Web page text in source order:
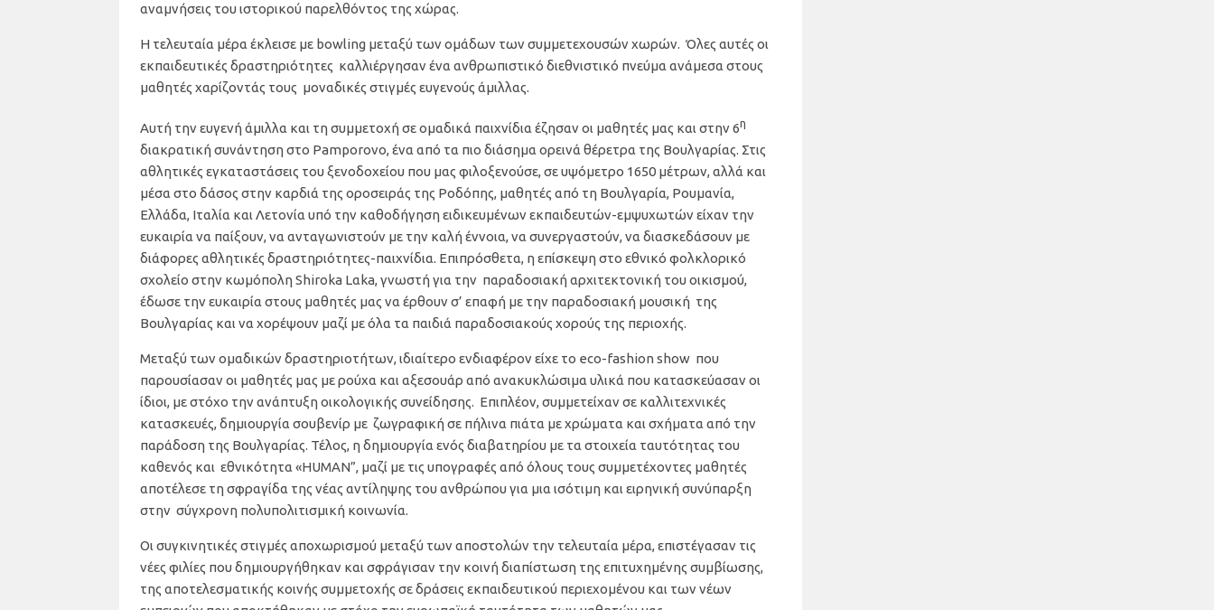
αναμνήσεις του ιστορικού παρελθόντος της χώρας.
Η τελευταία μέρα έκλεισε με bowling μεταξύ των ομάδων των συμμετεχουσών χωρών. Όλες αυτές οι
εκπαιδευτικές δραστηριότητες καλλιέργησαν ένα ανθρωπιστικό διεθνιστικό πνεύμα ανάμεσα στους
μαθητές χαρίζοντάς τους μοναδικές στιγμές ευγενούς άμιλλας.
Αυτή την ευγενή άμιλλα και τη συμμετοχή σε ομαδικά παιχνίδια έζησαν οι μαθητές μας και στην 6η
διακρατική συνάντηση στο Pamporovo, ένα από τα πιο διάσημα ορεινά θέρετρα της Βουλγαρίας. Στις
αθλητικές εγκαταστάσεις του ξενοδοχείου που μας φιλοξενούσε, σε υψόμετρο 1650 μέτρων, αλλά και
μέσα στο δάσος στην καρδιά της οροσειράς της Ροδόπης, μαθητές από τη Βουλγαρία, Ρουμανία,
Ελλάδα, Ιταλία και Λετονία υπό την καθοδήγηση ειδικευμένων εκπαιδευτών-εμψυχωτών είχαν την
ευκαιρία να παίξουν, να ανταγωνιστούν με την καλή έννοια, να συνεργαστούν, να διασκεδάσουν με
διάφορες αθλητικές δραστηριότητες-παιχνίδια. Επιπρόσθετα, η επίσκεψη στο εθνικό φολκλορικό
σχολείο στην κωμόπολη Shiroka Lαka, γνωστή για την παραδοσιακή αρχιτεκτονική του οικισμού,
έδωσε την ευκαιρία στους μαθητές μας να έρθουν σ’ επαφή με την παραδοσιακή μουσική της
Βουλγαρίας και να χορέψουν μαζί με όλα τα παιδιά παραδοσιακούς χορούς της περιοχής.
Μεταξύ των ομαδικών δραστηριοτήτων, ιδιαίτερο ενδιαφέρον είχε το eco-fashion show που
παρουσίασαν οι μαθητές μας με ρούχα και αξεσουάρ από ανακυκλώσιμα υλικά που κατασκεύασαν οι
ίδιοι, με στόχο την ανάπτυξη οικολογικής συνείδησης. Επιπλέον, συμμετείχαν σε καλλιτεχνικές
κατασκευές, δημιουργία σουβενίρ με ζωγραφική σε πήλινα πιάτα με χρώματα και σχήματα από την
παράδοση της Βουλγαρίας. Τέλος, η δημιουργία ενός διαβατηρίου με τα στοιχεία ταυτότητας του
καθενός και εθνικότητα «HUMAN”, μαζί με τις υπογραφές από όλους τους συμμετέχοντες μαθητές
αποτέλεσε τη σφραγίδα της νέας αντίληψης του ανθρώπου για μια ισότιμη και ειρηνική συνύπαρξη
στην σύγχρονη πολυπολιτισμική κοινωνία.
Οι συγκινητικές στιγμές αποχωρισμού μεταξύ των αποστολών την τελευταία μέρα, επιστέγασαν τις
νέες φιλίες που δημιουργήθηκαν και σφράγισαν την κοινή διαπίστωση της επιτυχημένης συμβίωσης,
της αποτελεσματικής κοινής συμμετοχής σε δράσεις εκπαιδευτικού περιεχομένου και των νέων